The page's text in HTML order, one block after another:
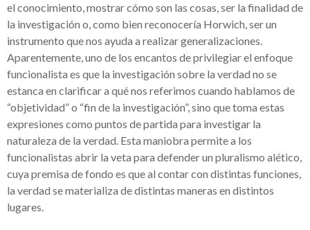
el conocimiento, mostrar cómo son las cosas, ser la finalidad de
la investigación o, como bien reconocería Horwich, ser un
instrumento que nos ayuda a realizar generalizaciones.
Aparentemente, uno de los encantos de privilegiar el enfoque
funcionalista es que la investigación sobre la verdad no se
estanca en clarificar a qué nos referimos cuando hablamos de
“objetividad” o “fin de la investigación”, sino que toma estas
expresiones como puntos de partida para investigar la
naturaleza de la verdad. Esta maniobra permite a los
funcionalistas abrir la veta para defender un pluralismo alético,
cuya premisa de fondo es que al contar con distintas funciones,
la verdad se materializa de distintas maneras en distintos
lugares.